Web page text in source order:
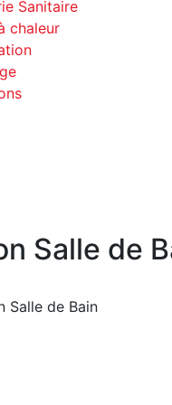
Sanitaire
chaleur
Salle de
Salle de Bain